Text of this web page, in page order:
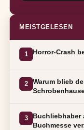
MEISTGELESEN
1 Horror-Crash
2
Warum blieb
3
Buchliebhaber
Buchmesse